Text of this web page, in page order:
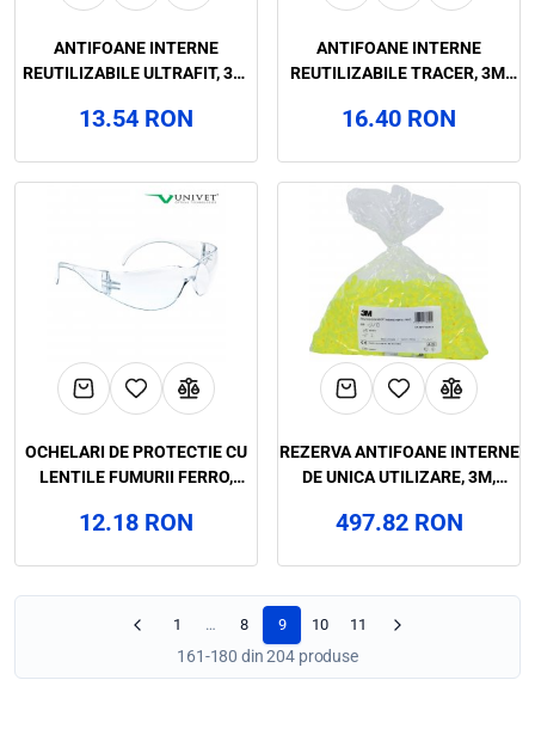
ANTIFOANE INTERNE
REUTILIZABILE ULTRAFIT, 3M,
13.54 RON
ANTIFOANE INTERNE
REUTILIZABILE TRACER, 3M,
16.40 RON
OCHELARI DE PROTECTIE CU
LENTILE FUMURII FERRO,
12.18 RON
REZERVA ANTIFOANE INTERNE
DE UNICA UTILIZARE, 3M,
497.82 RON
161-180 din 204 produse
1 … 8 9 10 11